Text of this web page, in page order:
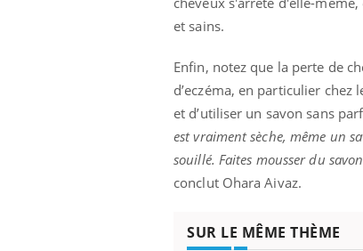
et sains.
Enfin, notez que la perte de
d’eczéma, en particulier chez
et d’utiliser un savon sans
est vraiment sèche, même un
souillé. Faites mousser du
conclut Ohara Aivaz.
SUR LE MÊME THÈME